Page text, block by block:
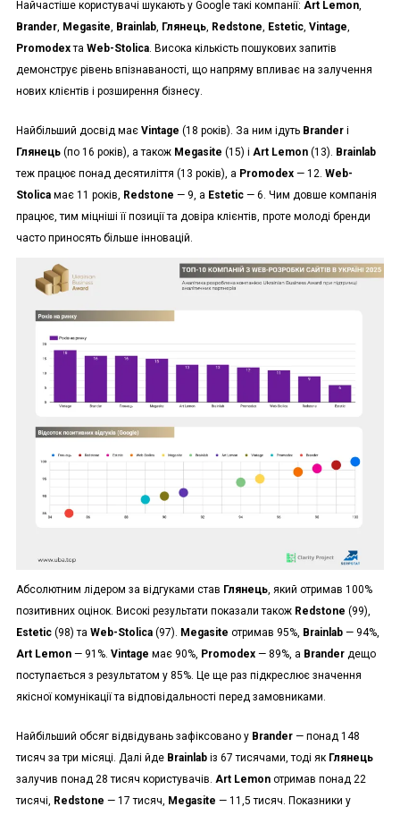
Найчастіше користувачі шукають у Google такі компанії: Art Lemon,
Brander, Megasite, Brainlab, Глянець, Redstone, Estetic, Vintage,
Promodexта Web-Stolica. Висока кількість пошукових запитів
демонструє рівень впізнаваності, що напряму впливає на залучення
нових клієнтів і розширення бізнесу.
Найбільший досвід має Vintage (18 років). За ним ідуть Branderі
Глянець(по 16 років), а також Megasite (15) і Art Lemon(13). Brainlab
теж працює понад десятиліття (13 років), а Promodex— 12. Web-
Stolicaмає 11 років, Redstone — 9, а Estetic— 6. Чим довше компанія
працює, тим міцніші її позиції та довіра клієнтів, проте молоді бренди
часто приносять більше інновацій.
Абсолютним лідером за відгуками став Глянець, який отримав 100%
позитивних оцінок. Високі результати показали також Redstone (99),
Estetic(98) та Web-Stolica(97). Megasite отримав 95%, Brainlab— 94%,
Art Lemon— 91%. Vintage має 90%, Promodex— 89%, а Branderдещо
поступається з результатом у 85%. Це ще раз підкреслює значення
якісної комунікації та відповідальності перед замовниками.
Найбільший обсяг відвідувань зафіксовано у Brander— понад 148
тисяч за три місяці. Далі йде Brainlabіз 67 тисячами, тоді як Глянець
залучив понад 28 тисяч користувачів. Art Lemonотримав понад 22
тисячі, Redstone — 17 тисяч, Megasite — 11,5 тисяч. Показники у